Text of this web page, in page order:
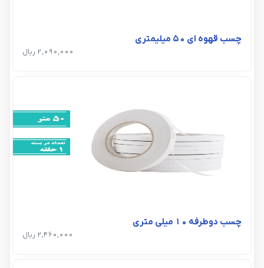
چسب قهوه ای ۵۰ میلیمتری
2,090,000 ریال
چسب دوطرفه ۱۰ میلی متری
2,460,000 ریال